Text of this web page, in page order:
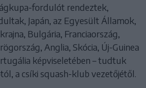
fordulót rendeztek,
Japán, az Egyesült Államok,
Bulgária, Franciaország,
Anglia, Skócia, Új-Guinea
képviseletében – tudtuk
a csíki squash-klub vezetőjétől.